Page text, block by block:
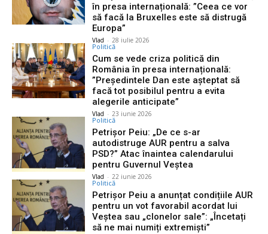
în presa internațională: ”Ceea ce vor
să facă la Bruxelles este să distrugă
Europa”
Vlad - 28 iulie 2026
Politică
Cum se vede criza politică din
România în presa internațională:
”Președintele Dan este așteptat să
facă tot posibilul pentru a evita
alegerile anticipate”
Vlad - 23 iunie 2026
Politică
Petrișor Peiu: „De ce s-ar
autodistruge AUR pentru a salva
PSD?” Atac înaintea calendarului
pentru Guvernul Veștea
Vlad - 22 iunie 2026
Politică
Petrișor Peiu a anunțat condițiile AUR
pentru un vot favorabil acordat lui
Veștea sau „clonelor sale”: „Încetați
să ne mai numiți extremiști”